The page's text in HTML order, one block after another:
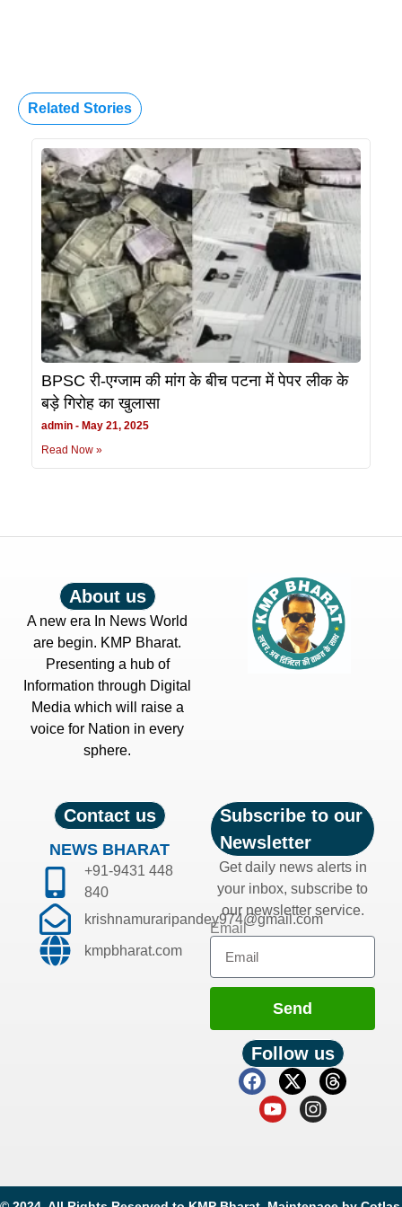
Related Stories
BPSC री-एग्जाम की मांग के बीच पटना में पेपर लीक के
बड़े गिरोह का खुलासा
admin
May 21, 2025
Read Now »
About us
A new era In News World
are begin. KMP Bharat.
Presenting a hub of
Information through Digital
Media which will raise a
voice for Nation in every
sphere.
Contact us
NEWS BHARAT
+91-9431 448
840
krishnamuraripandey974@gmail.com
kmpbharat.com
Subscribe to our
Newsletter
Get daily news alerts in
your inbox, subscribe to
our newsletter service.
Email
Send
Follow us